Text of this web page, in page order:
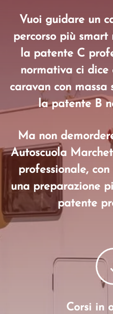
Vuoi guidare un
percorso più
la patente C
normativa ci dice
caravan con
la patente B
Ma non
Autoscuola
professionale,
una preparazione
patente
Corsi in